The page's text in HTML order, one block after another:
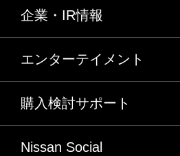
企業・IR情報
エンターテイメント
購入検討サポート
Nissan Social